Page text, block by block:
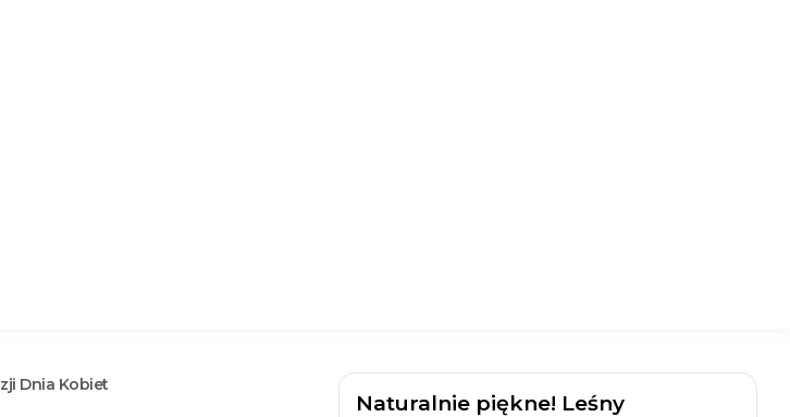
Dnia Kobiet
Naturalnie piękne! Leśny